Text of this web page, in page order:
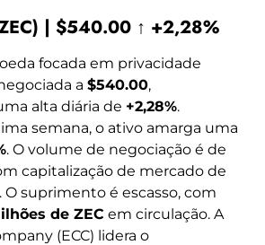
| $540.00 ↑ +2,28%
focada em privacidade
a $540.00,
alta diária de +2,28%.
semana, o ativo amarga uma
. O volume de negociação é de
capitalização de mercado de
. O suprimento é escasso, com
de ZEC em circulação. A
(ECC) lidera o